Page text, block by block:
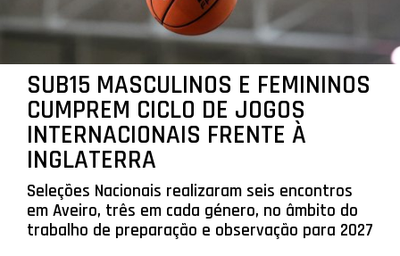
SUB15 MASCULINOS E FEMININOS
CUMPREM CICLO DE JOGOS
INTERNACIONAIS FRENTE À
INGLATERRA
Seleções Nacionais realizaram seis encontros
em Aveiro, três em cada género, no âmbito do
trabalho de preparação e observação para 2027